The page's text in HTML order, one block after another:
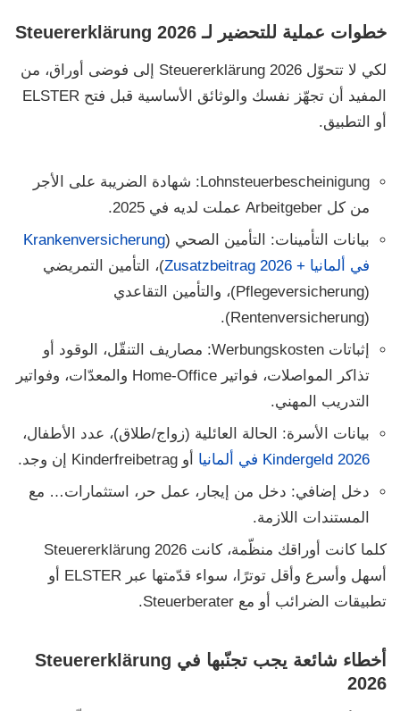
خطوات عملية للتحضير لـ Steuererklärung 2026
لكي لا تتحوّل Steuererklärung 2026 إلى فوضى أوراق، من
المفيد أن تجهّز نفسك والوثائق الأساسية قبل فتح ELSTER
أو التطبيق.
Lohnsteuerbescheinigung:
شهادة الضريبة على الأجر
من كل Arbeitgeber عملت لديه في 2025.
بيانات التأمينات: التأمين الصحي (Krankenversicherung
في ألمانيا + Zusatzbeitrag 2026
)، التأمين التمريضي
(
Pflegeversicherung)، والتأمين التقاعدي
(
Rentenversicherung
).
إثباتات Werbungskosten:
مصاريف التنقّل، الوقود أو
تذاكر المواصلات، فواتير Home-Office والمعدّات، وفواتير
التدريب المهني.
بيانات الأسرة: الحالة العائلية (زواج/طلاق)، عدد الأطفال،
Kindergeld 2026 في ألمانيا
أو Kinderfreibetrag إن وجد.
دخل إضافي: دخل من إيجار، عمل حر، استثمارات… مع
المستندات اللازمة.
كلما كانت أوراقك منظّمة، كانت Steuererklärung 2026
أسهل وأسرع وأقل توترًا، سواء قدّمتها عبر ELSTER أو
تطبيقات الضرائب أو مع Steuerberater
.
أخطاء شائعة يجب تجنّبها في Steuererklärung
2026